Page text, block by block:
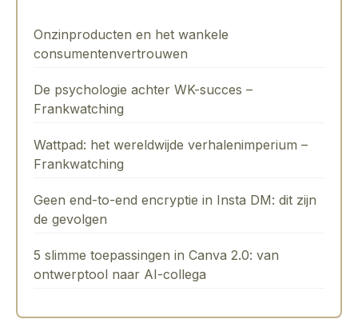
Onzinproducten en het wankele
consumentenvertrouwen
De psychologie achter WK-succes –
Frankwatching
Wattpad: het wereldwijde verhalenimperium –
Frankwatching
Geen end-to-end encryptie in Insta DM: dit zijn
de gevolgen
5 slimme toepassingen in Canva 2.0: van
ontwerptool naar AI-collega